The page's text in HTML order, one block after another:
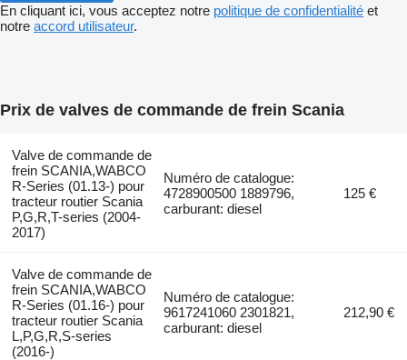
En cliquant ici, vous acceptez notre politique de confidentialité et
notre accord utilisateur.
Prix de valves de commande de frein Scania
Valve de commande de
frein SCANIA,WABCO
R-Series (01.13-) pour
tracteur routier Scania
P,G,R,T-series (2004-
2017)
Numéro de catalogue:
4728900500 1889796,
carburant: diesel
125 €
Valve de commande de
frein SCANIA,WABCO
R-Series (01.16-) pour
tracteur routier Scania
L,P,G,R,S-series
(2016-)
Numéro de catalogue:
9617241060 2301821,
carburant: diesel
212,90 €